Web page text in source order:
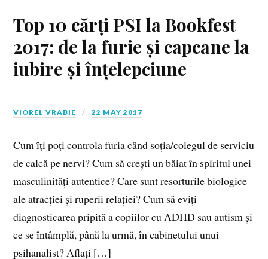
Top 10 cărți PSI la Bookfest
2017: de la furie și capcane la
iubire și înțelepciune
VIOREL VRABIE 22 MAY 2017
Cum îți poți controla furia când soția/colegul de serviciu
de calcă pe nervi? Cum să crești un băiat în spiritul unei
masculinități autentice? Care sunt resorturile biologice
ale atracției și ruperii relației? Cum să eviți
diagnosticarea pripită a copiilor cu ADHD sau autism și
ce se întâmplă, până la urmă, în cabinetului unui
psihanalist? Aflați […]